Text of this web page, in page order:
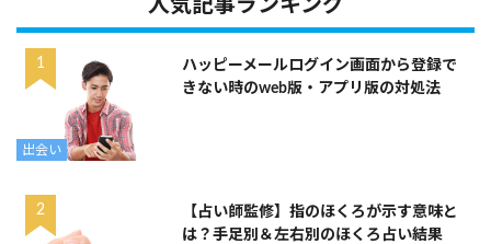
人気記事ランキング
出会い
ハッピーメールログイン画面から登録で
きない時のweb版・アプリ版の対処法
【占い師監修】指のほくろが示す意味と
は？手足別＆左右別のほくろ占い結果